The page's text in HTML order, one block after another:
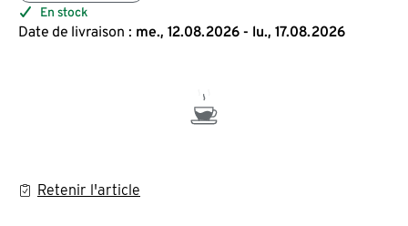
En stock
Date de livraison : me., 12.08.2026 - lu., 17.08.2026
Retenir l'article